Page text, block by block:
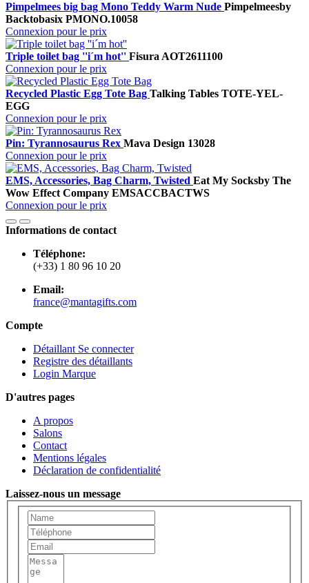
Pimpelmees big bag Mono Teddy Warm Nude Pimpelmeesby
Backtobasix PMONO.10058
Connexion pour le prix
Triple toilet bag ''i´m hot'' Fisura AOT2611100
Connexion pour le prix
Recycled Plastic Egg Tote Bag Talking Tables TOTE-YEL-
EGG
Connexion pour le prix
Pin: Tyrannosaurus Rex Mava Design 13028
Connexion pour le prix
EMS, Accessories, Bag Charm, Twisted Eat My Socksby The
Wow Effect Company EMSACCBACTWS
Connexion pour le prix
Informations de contact
Téléphone:
(+33) 1 80 96 10 20
Email:
france@mantagifts.com
Compte
Détaillant Se connecter
Registre des détaillants
Login Marque
D'autres pages
A propos
Salons
Contact
Mentions légales
Déclaration de confidentialité
Laissez-nous un message